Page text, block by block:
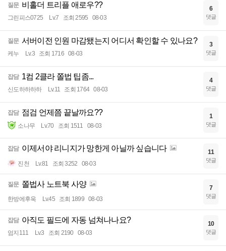
질문 비홀더 트리플 애로우??
그린피스0725 Lv.7 조회 2595 08-03
6
댓글
질문 서버이전 인원 마감됐는지 어디서 확인할 수 있나요?
케누 Lv.3 조회 1716 08-03
3
댓글
잡담 1컴 2클라 쫄법 팁좀...
신도하하하하 Lv.11 조회 1764 08-03
4
댓글
잡담 점검 언제쯤 끝날까요??
소나무 Lv.70 조회 1511 08-03
1
댓글
잡담 이제서야 리니지가 망한게 아닐까 싶습니다
진천 Lv.81 조회 3252 08-03
11
댓글
질문 쫄법사 노트북 사양
한방에후욱 Lv.45 조회 1899 08-03
7
댓글
잡담 아직도 필드에 자동 넘쳐나나요?
엄지111 Lv.3 조회 2190 08-03
10
댓글